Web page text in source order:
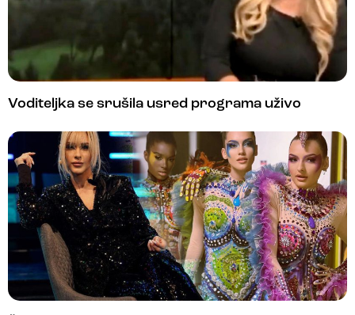
Voditeljka se srušila usred programa uživo